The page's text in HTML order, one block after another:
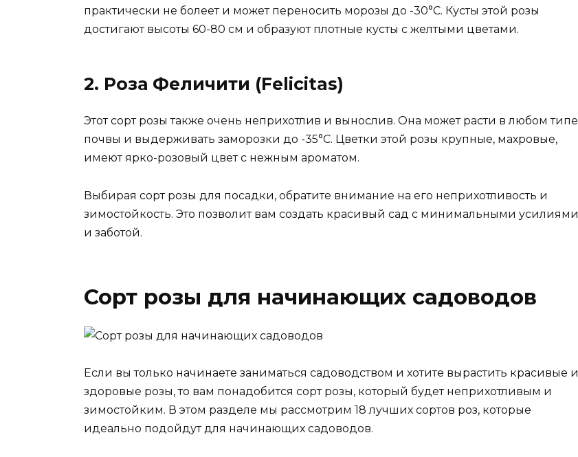
практически не болеет и может переносить морозы до -30°C. Кусты этой розы
достигают высоты 60-80 см и образуют плотные кусты с желтыми цветами.
2. Роза Феличити (Felicitas)
Этот сорт розы также очень неприхотлив и вынослив. Она может расти в любом типе
почвы и выдерживать заморозки до -35°C. Цветки этой розы крупные, махровые,
имеют ярко-розовый цвет с нежным ароматом.
Выбирая сорт розы для посадки, обратите внимание на его неприхотливость и
зимостойкость. Это позволит вам создать красивый сад с минимальными усилиями
и заботой.
Сорт розы для начинающих садоводов
Если вы только начинаете заниматься садоводством и хотите вырастить красивые и
здоровые розы, то вам понадобится сорт розы, который будет неприхотливым и
зимостойким. В этом разделе мы рассмотрим 18 лучших сортов роз, которые
идеально подойдут для начинающих садоводов.